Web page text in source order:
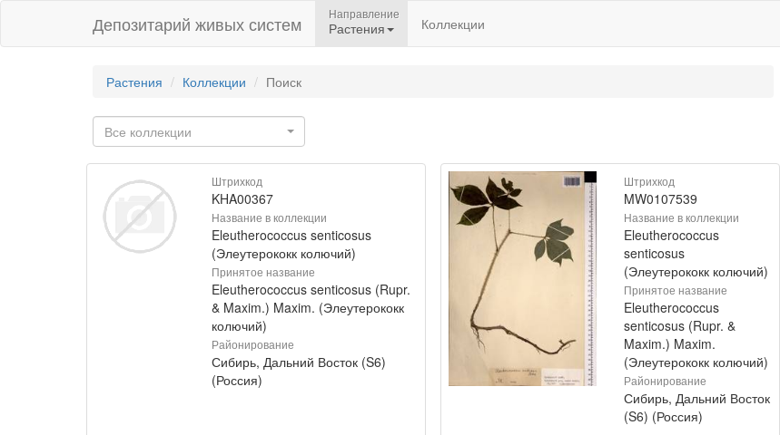
Депозитарий живых систем Направление
Растения Коллекции
Растения Коллекции Поиск
Все коллекции
Штрихкод
KHA00367
Название в коллекции
Eleutherococcus senticosus
(Элеутерококк колючий)
Принятое название
Eleutherococcus senticosus (Rupr.
& Maxim.) Maxim. (Элеутерококк
колючий)
Районирование
Сибирь, Дальний Восток (S6)
(Россия)
Штрихкод
MW0107539
Название в коллекции
Eleutherococcus
senticosus
(Элеутерококк колючий)
Принятое название
Eleutherococcus
senticosus (Rupr. &
Maxim.) Maxim.
(Элеутерококк колючий)
Районирование
Сибирь, Дальний Восток
(S6) (Россия)